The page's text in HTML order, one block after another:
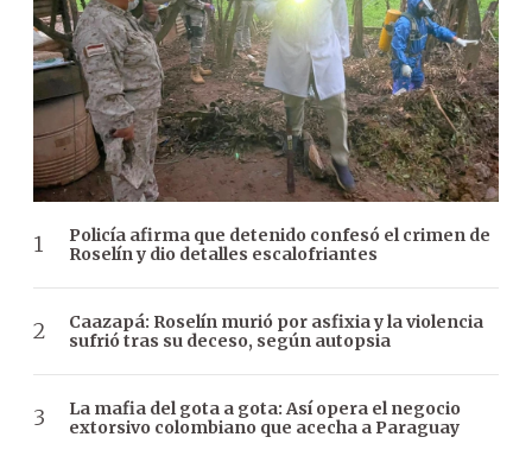
Policía afirma que detenido confesó el crimen de
Roselín y dio detalles escalofriantes
Caazapá: Roselín murió por asfixia y la violencia
sufrió tras su deceso, según autopsia
La mafia del gota a gota: Así opera el negocio
extorsivo colombiano que acecha a Paraguay